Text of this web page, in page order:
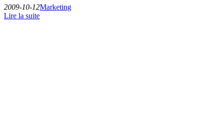
2009-10-12Marketing
Lire la suite